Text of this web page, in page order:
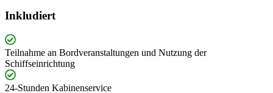
Inkludiert
Teilnahme an Bordveranstaltungen und Nutzung der
Schiffseinrichtung
24-Stunden Kabinenservice